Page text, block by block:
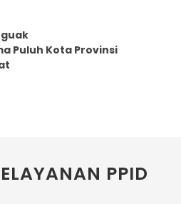
Puluh Kota Provinsi
PPID